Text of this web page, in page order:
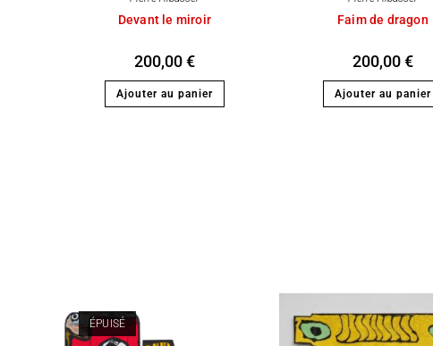
Devant le miroir
200,00€
Ajouter au panier
Faim de dragon
200,00€
Ajouter au panier
ÉPUISÉ